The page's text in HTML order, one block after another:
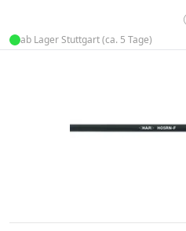
ab Lager Stuttgart (ca. 5 Tage)